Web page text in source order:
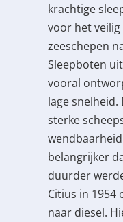
krachtige
voor het veilig
zeeschepen
Sleepboten
vooral
lage
sterke
belangrijker
duurder
Citius in 1954
naar diesel.